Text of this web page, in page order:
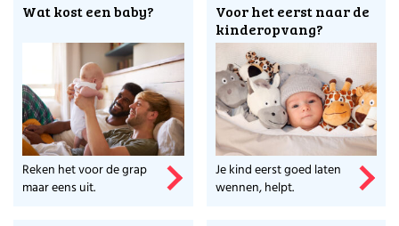
Wat kost een baby?
Reken het voor de grap
maar eens uit.
Voor het eerst naar de
kinderopvang?
Je kind eerst goed laten
wennen, helpt.